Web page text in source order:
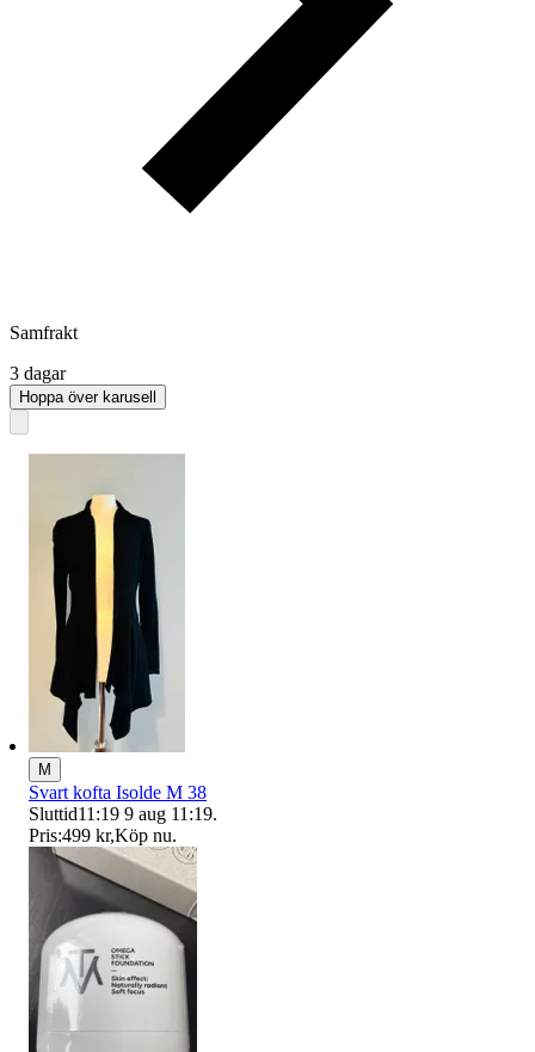
Samfrakt
3 dagar
Hoppa över karusell
M
Svart kofta Isolde M 38
Sluttid11:19 9 aug 11:19.
Pris:499 kr,Köp nu.